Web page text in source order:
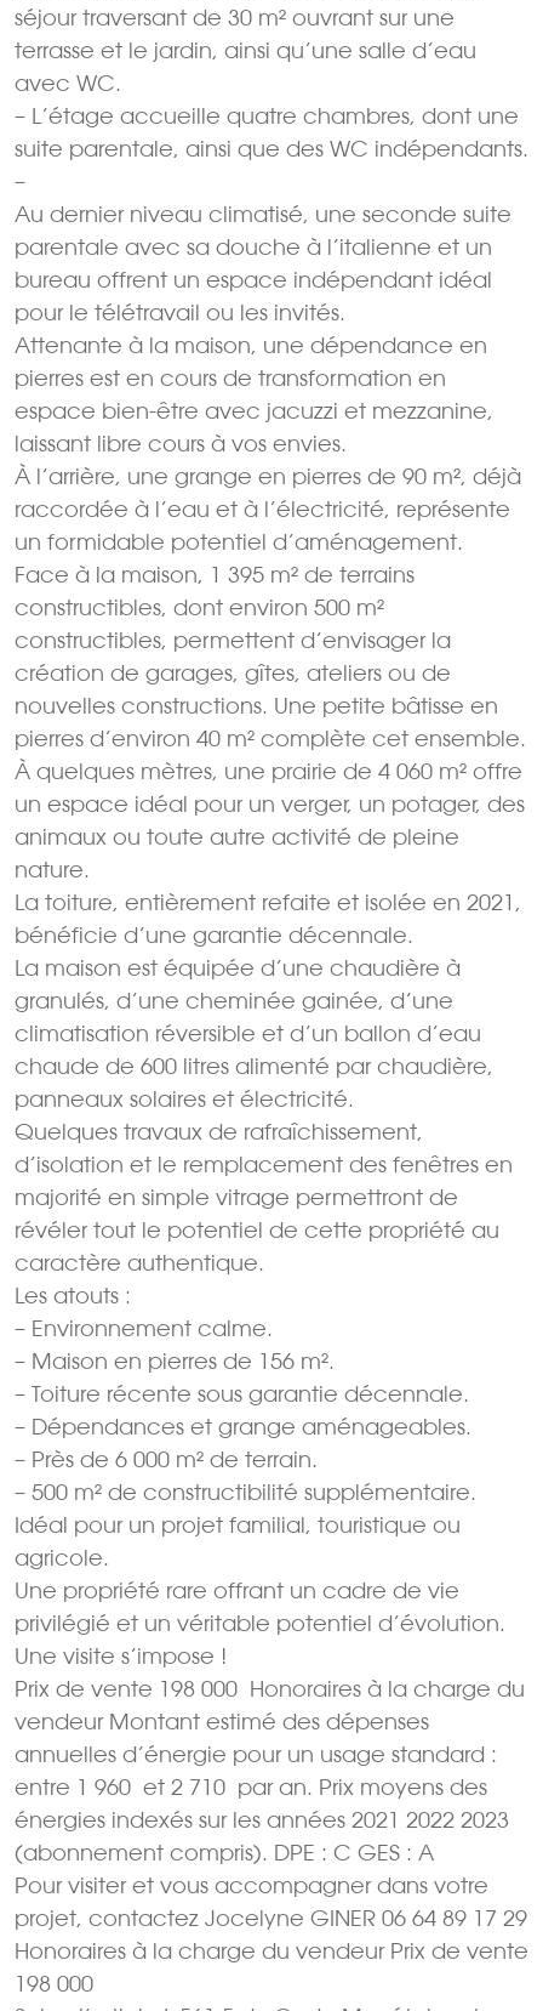
séjour traversant de 30 m² ouvrant sur une
terrasse et le jardin, ainsi qu’une salle d’eau
avec WC.
– L’étage accueille quatre chambres, dont une
suite parentale, ainsi que des WC indépendants.
–
Au dernier niveau climatisé, une seconde suite
parentale avec sa douche à l’italienne et un
bureau offrent un espace indépendant idéal
pour le télétravail ou les invités.
Attenante à la maison, une dépendance en
pierres est en cours de transformation en
espace bien-être avec jacuzzi et mezzanine,
laissant libre cours à vos envies.
À l’arrière, une grange en pierres de 90 m², déjà
raccordée à l’eau et à l’électricité, représente
un formidable potentiel d’aménagement.
Face à la maison, 1 395 m² de terrains
constructibles, dont environ 500 m²
constructibles, permettent d’envisager la
création de garages, gîtes, ateliers ou de
nouvelles constructions. Une petite bâtisse en
pierres d’environ 40 m² complète cet ensemble.
À quelques mètres, une prairie de 4 060 m² offre
un espace idéal pour un verger, un potager, des
animaux ou toute autre activité de pleine
nature.
La toiture, entièrement refaite et isolée en 2021,
bénéficie d’une garantie décennale.
La maison est équipée d’une chaudière à
granulés, d’une cheminée gainée, d’une
climatisation réversible et d’un ballon d’eau
chaude de 600 litres alimenté par chaudière,
panneaux solaires et électricité.
Quelques travaux de rafraîchissement,
d’isolation et le remplacement des fenêtres en
majorité en simple vitrage permettront de
révéler tout le potentiel de cette propriété au
caractère authentique.
Les atouts :
– Environnement calme.
– Maison en pierres de 156 m².
– Toiture récente sous garantie décennale.
– Dépendances et grange aménageables.
– Près de 6 000 m² de terrain.
– 500 m² de constructibilité supplémentaire.
Idéal pour un projet familial, touristique ou
agricole.
Une propriété rare offrant un cadre de vie
privilégié et un véritable potentiel d’évolution.
Une visite s’impose !
Prix de vente 198 000  Honoraires à la charge du
vendeur Montant estimé des dépenses
annuelles d’énergie pour un usage standard :
entre 1 960  et 2 710  par an. Prix moyens des
énergies indexés sur les années 2021 2022 2023
(abonnement compris). DPE : C GES : A
Pour visiter et vous accompagner dans votre
projet, contactez Jocelyne GINER 06 64 89 17 29
Honoraires à la charge du vendeur Prix de vente
198 000 